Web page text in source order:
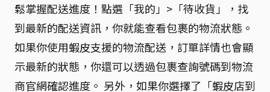
鬆掌握配送進度！點選「我的」>「待收貨」，找
到最新的配送資訊，你就能查看包裹的物流狀態。
如果你使用蝦皮支援的物流配送，訂單詳情也會顯
示最新的狀態，你還可以透過包裹查詢號碼到物流
商官網確認進度。 另外，如果你選擇了「蝦皮店到